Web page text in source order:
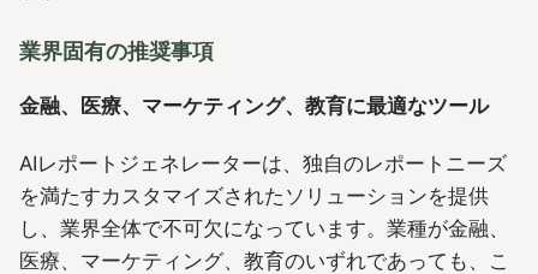
業界固有の推奨事項
金融、医療、マーケティング、教育に最適なツール
AIレポートジェネレーターは、独自のレポートニーズ
を満たすカスタマイズされたソリューションを提供
し、業界全体で不可欠になっています。業種が金融、
医療、マーケティング、教育のいずれであっても、こ